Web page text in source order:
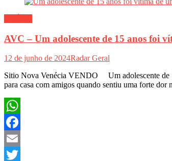
AVC – Um adolescente de 15 anos foi
12 de junho de 2024Radar Geral
Sitio Nova Venécia VENDO Um adolescente de
para casa com amigos quando sentiu uma forte
WhatsApp
Facebook
Email